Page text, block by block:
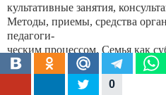
культативные занятия,
Методы, приемы, средства
педагоги-
ческим процессом. Семья как
взаимодейст-
вия и социокультурная среда
0